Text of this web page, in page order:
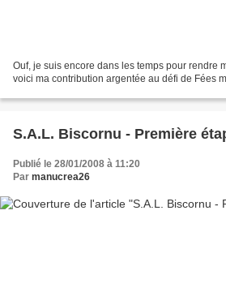
Ouf, je suis encore dans les temps pour rendre
voici ma contribution argentée au défi de Fées
S.A.L. Biscornu - Première
Publié le 28/01/2008 à 11:20
Par manucrea26